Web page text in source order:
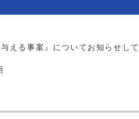
える事案』についてお知らせして